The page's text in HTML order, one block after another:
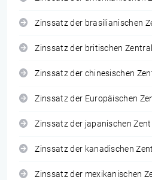
Zinssatz der brasilianischen
Zinssatz der britischen
Zinssatz der chinesischen
Zinssatz der Europäischen
Zinssatz der japanischen
Zinssatz der kanadischen
Zinssatz der mexikanischen